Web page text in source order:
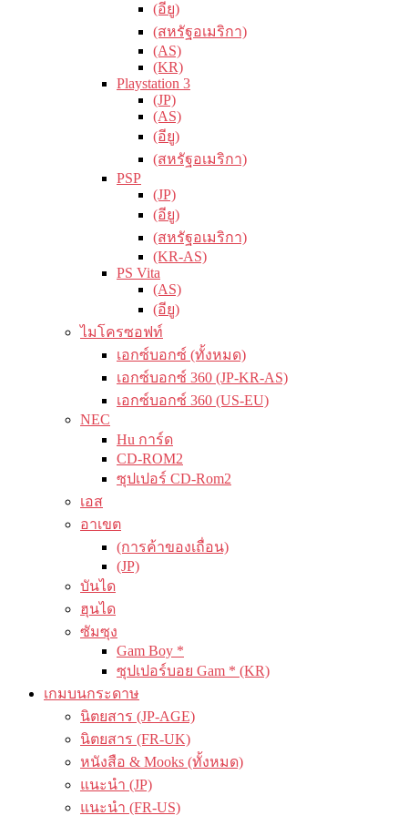
(อียู)
(สหรัฐอเมริกา)
(AS)
(KR)
Playstation 3
(JP)
(AS)
(อียู)
(สหรัฐอเมริกา)
PSP
(JP)
(อียู)
(สหรัฐอเมริกา)
(KR-AS)
PS Vita
(AS)
(อียู)
ไมโครซอฟท์
เอกซ์บอกซ์ (ทั้งหมด)
เอกซ์บอกซ์ 360 (JP-KR-AS)
เอกซ์บอกซ์ 360 (US-EU)
NEC
Hu การ์ด
CD-ROM2
ซุปเปอร์ CD-Rom2
เอส
อาเขต
(การค้าของเถื่อน)
(JP)
บันได
ฮุนได
ซัมซุง
Gam Boy *
ซุปเปอร์บอย Gam * (KR)
เกมบนกระดาษ
นิตยสาร (JP-AGE)
นิตยสาร (FR-UK)
หนังสือ & Mooks (ทั้งหมด)
แนะนำ (JP)
แนะนำ (FR-US)